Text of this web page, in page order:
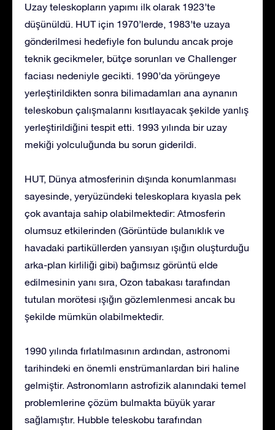
Uzay teleskopların yapımı ilk olarak 1923’te
düşünüldü. HUT için 1970’lerde, 1983’te uzaya
gönderilmesi hedefiyle fon bulundu ancak proje
teknik gecikmeler, bütçe sorunları ve Challenger
faciası nedeniyle gecikti. 1990’da yörüngeye
yerleştirildikten sonra bilimadamları ana aynanın
teleskobun çalışmalarını kısıtlayacak şekilde yanlış
yerleştirildiğini tespit etti. 1993 yılında bir uzay
mekiği yolculuğunda bu sorun giderildi.
HUT, Dünya atmosferinin dışında konumlanması
sayesinde, yeryüzündeki teleskoplara kıyasla pek
çok avantaja sahip olabilmektedir: Atmosferin
olumsuz etkilerinden (Görüntüde bulanıklık ve
havadaki partiküllerden yansıyan ışığın oluşturduğu
arka-plan kirliliği gibi) bağımsız görüntü elde
edilmesinin yanı sıra, Ozon tabakası tarafından
tutulan morötesi ışığın gözlemlenmesi ancak bu
şekilde mümkün olabilmektedir.
1990 yılında fırlatılmasının ardından, astronomi
tarihindeki en önemli enstrümanlardan biri haline
gelmiştir. Astronomların astrofizik alanındaki temel
problemlerine çözüm bulmakta büyük yarar
sağlamıştır. Hubble teleskobu tarafından